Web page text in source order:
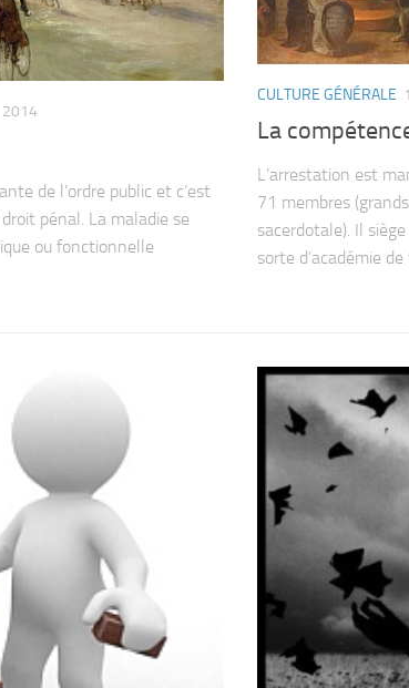
2014
de l’ordre public et c’est
pénal. La maladie se
ou fonctionnelle
CULTURE GÉNÉRALE
La
L’arrestation est
71 membres
sacerdotale). Il
sorte d’académie